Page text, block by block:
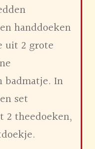
handdoeken
uit 2 grote
badmatje. In
set
2 theedoeken,